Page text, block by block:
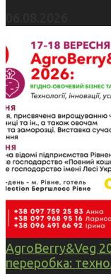
AgroBerry&Veg
переробка: